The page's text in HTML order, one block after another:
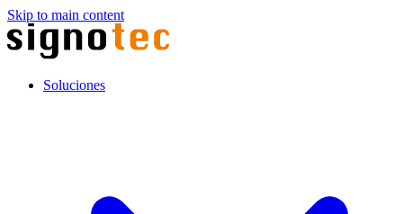
Skip to main content
Soluciones